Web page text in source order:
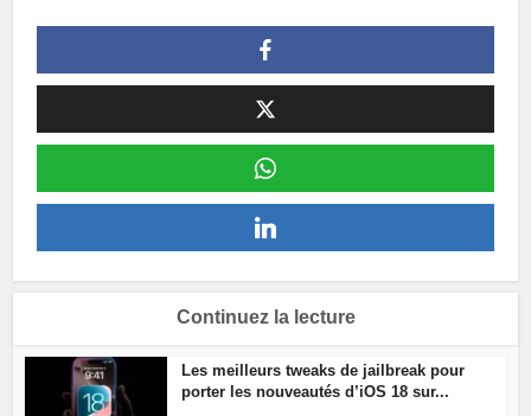
Continuez la lecture
Les meilleurs tweaks de jailbreak pour
porter les nouveautés d’iOS 18 sur...